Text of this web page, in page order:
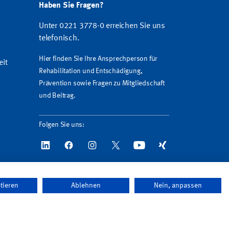
Haben Sie Fragen?
Unter 0221 3778-0 erreichen Sie uns
telefonisch.
Hier finden Sie Ihre Ansprechperson für
Rehabilitation und Entschädigung,
Prävention sowie Fragen zu Mitgliedschaft
und Beitrag.
Folgen Sie uns:
Ablehnen Nein, anpassen